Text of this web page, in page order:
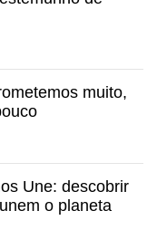
muito,
Une: descobrir
o planeta